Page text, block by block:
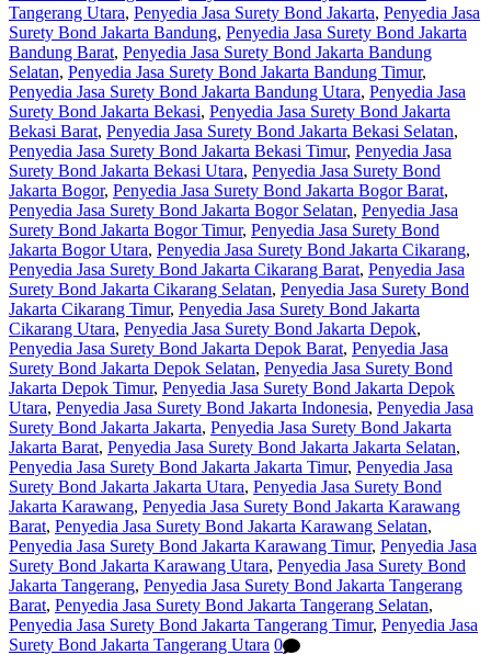
Tangerang Utara, Penyedia Jasa Surety Bond Jakarta, Penyedia Jasa
Surety Bond Jakarta Bandung, Penyedia Jasa Surety Bond Jakarta
Bandung Barat, Penyedia Jasa Surety Bond Jakarta Bandung
Selatan, Penyedia Jasa Surety Bond Jakarta Bandung Timur,
Penyedia Jasa Surety Bond Jakarta Bandung Utara, Penyedia Jasa
Surety Bond Jakarta Bekasi, Penyedia Jasa Surety Bond Jakarta
Bekasi Barat, Penyedia Jasa Surety Bond Jakarta Bekasi Selatan,
Penyedia Jasa Surety Bond Jakarta Bekasi Timur, Penyedia Jasa
Surety Bond Jakarta Bekasi Utara, Penyedia Jasa Surety Bond
Jakarta Bogor, Penyedia Jasa Surety Bond Jakarta Bogor Barat,
Penyedia Jasa Surety Bond Jakarta Bogor Selatan, Penyedia Jasa
Surety Bond Jakarta Bogor Timur, Penyedia Jasa Surety Bond
Jakarta Bogor Utara, Penyedia Jasa Surety Bond Jakarta Cikarang,
Penyedia Jasa Surety Bond Jakarta Cikarang Barat, Penyedia Jasa
Surety Bond Jakarta Cikarang Selatan, Penyedia Jasa Surety Bond
Jakarta Cikarang Timur, Penyedia Jasa Surety Bond Jakarta
Cikarang Utara, Penyedia Jasa Surety Bond Jakarta Depok,
Penyedia Jasa Surety Bond Jakarta Depok Barat, Penyedia Jasa
Surety Bond Jakarta Depok Selatan, Penyedia Jasa Surety Bond
Jakarta Depok Timur, Penyedia Jasa Surety Bond Jakarta Depok
Utara, Penyedia Jasa Surety Bond Jakarta Indonesia, Penyedia Jasa
Surety Bond Jakarta Jakarta, Penyedia Jasa Surety Bond Jakarta
Jakarta Barat, Penyedia Jasa Surety Bond Jakarta Jakarta Selatan,
Penyedia Jasa Surety Bond Jakarta Jakarta Timur, Penyedia Jasa
Surety Bond Jakarta Jakarta Utara, Penyedia Jasa Surety Bond
Jakarta Karawang, Penyedia Jasa Surety Bond Jakarta Karawang
Barat, Penyedia Jasa Surety Bond Jakarta Karawang Selatan,
Penyedia Jasa Surety Bond Jakarta Karawang Timur, Penyedia Jasa
Surety Bond Jakarta Karawang Utara, Penyedia Jasa Surety Bond
Jakarta Tangerang, Penyedia Jasa Surety Bond Jakarta Tangerang
Barat, Penyedia Jasa Surety Bond Jakarta Tangerang Selatan,
Penyedia Jasa Surety Bond Jakarta Tangerang Timur, Penyedia Jasa
Surety Bond Jakarta Tangerang Utara 0